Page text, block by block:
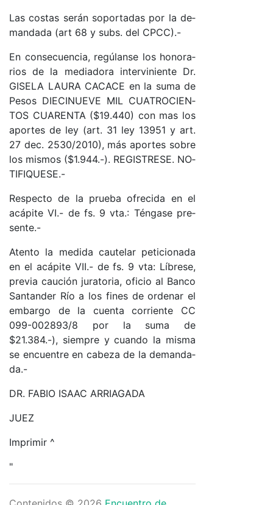
Las cos­tas se­rán so­por­ta­das por la de­
man­da­da (art 68 y subs. del CP­C­C).-
En con­se­cuen­cia, re­gúlan­se los ho­no­ra­
rios de la me­dia­do­ra in­ter­vi­nien­te Dr.
GI­SE­LA LAU­RA CACACE en la su­ma de
Pe­sos DIE­CI­NUE­VE MIL CUA­TRO­CIEN­
TOS CUA­REN­TA ($19.440) con mas los
apor­tes de ley (ar­t. 31 ley 13951 y ar­t.
27 de­c. 2530/2010), más apor­tes so­bre
los mis­mos ($1.944.-). RE­GIS­TRE­SE. NO­
TI­FI­QUE­S­E.-
Res­pec­to de la prue­ba ofre­ci­da en el
acá­pi­te VI.- de fs. 9 vta.: Tén­ga­se pre­
sen­te.-
Aten­to la me­di­da cau­te­lar pe­ti­cio­na­da
en el acá­pi­te VI­I.- de fs. 9 vta: Lí­bre­se,
pre­via cau­ción ju­ra­to­ria, ofi­cio al Ban­co
San­tan­der Río a los fi­nes de or­de­nar el
em­bar­go de la cuen­ta co­rrien­te CC
099-002893/8 por la su­ma de
$21.384.-), siem­pre y cuan­do la mis­ma
se en­cuen­tre en ca­be­za de la de­man­da­
da.-
DR. FA­BIO ISAAC ARRIA­GA­DA
JUEZ
Im­pri­mir ^
"